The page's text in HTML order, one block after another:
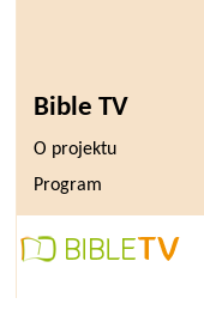
Bible TV
O projektu
Program